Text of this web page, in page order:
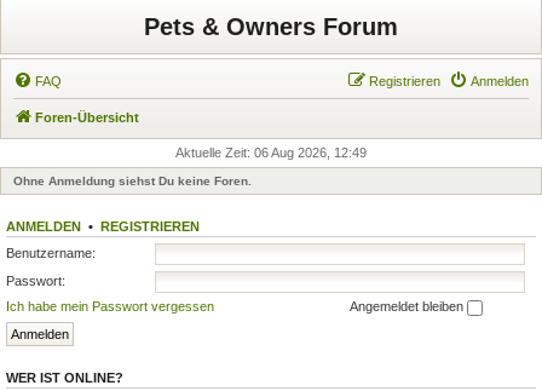
Pets & Owners Forum
FAQ Anmelden
Registrieren
Foren-Übersicht
Aktuelle Zeit: 06 Aug 2026, 12:49
Ohne Anmeldung siehst Du keine Foren.
ANMELDEN • REGISTRIEREN
Benutzername:
Passwort:
Ich habe mein Passwort vergessen
Angemeldet bleiben
WER IST ONLINE?